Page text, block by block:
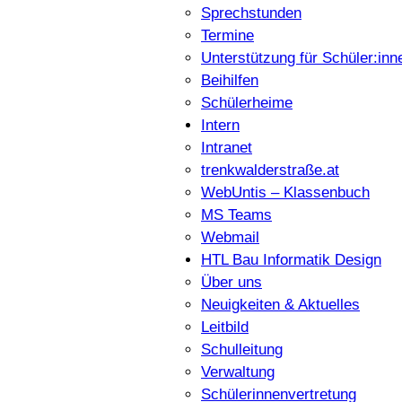
Sprechstunden
Termine
Unterstützung für
Beihilfen
Schülerheime
Intern
Intranet
trenkwalderstraße.at
WebUntis – Klassenbuch
MS Teams
Webmail
HTL Bau Informatik Design
Über uns
Neuigkeiten & Aktuelles
Leitbild
Schulleitung
Verwaltung
Schülerinnenvertretung